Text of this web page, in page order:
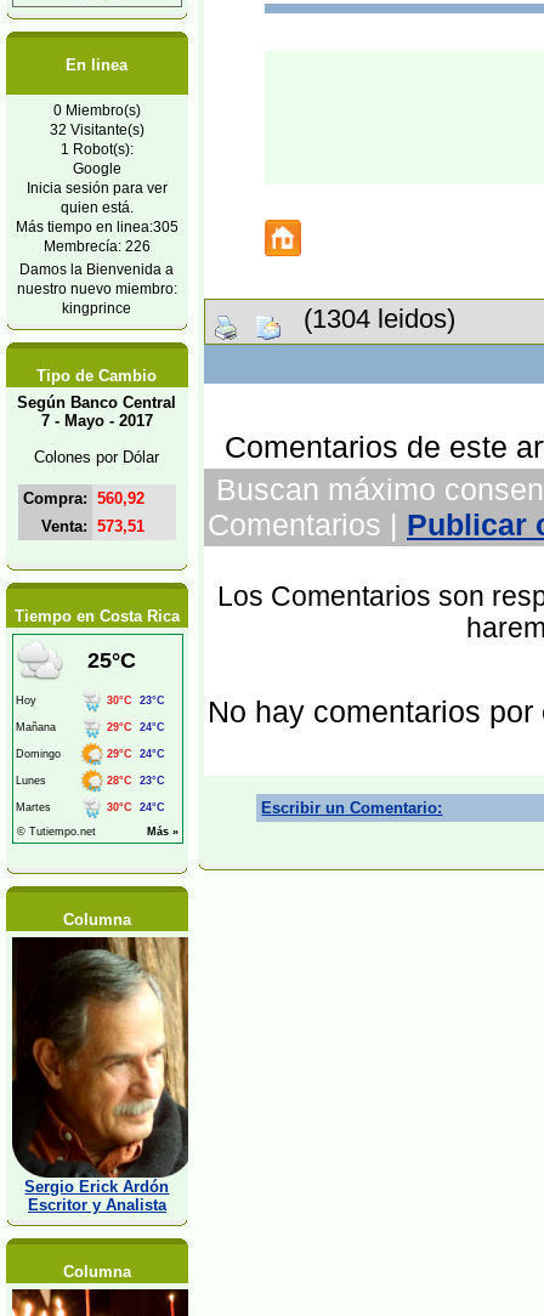
En linea
0 Miembro(s)
32 Visitante(s)
1 Robot(s):
Google
Inicia sesión para ver
quien está.
Más tiempo en linea:305
Membrecía: 226
Damos la Bienvenida a
nuestro nuevo miembro:
kingprince
Tipo de Cambio
Según Banco Central
7 - Mayo - 2017
Colones por Dólar
Compra: 560,92
Venta: 573,51
Tiempo en Costa Rica
Columna
Sergio Erick Ardón
Escritor y Analista
Columna
(1304 leidos)
Comentarios de este
Buscan máximo
Comentarios | Publicar
Los Comentarios son
No hay comentarios por
Escribir un Comentario: